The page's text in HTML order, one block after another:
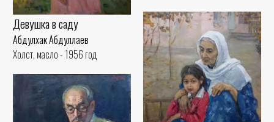
Девушка в саду
Абдулхак Абдуллаев
Холст, масло - 1956 год